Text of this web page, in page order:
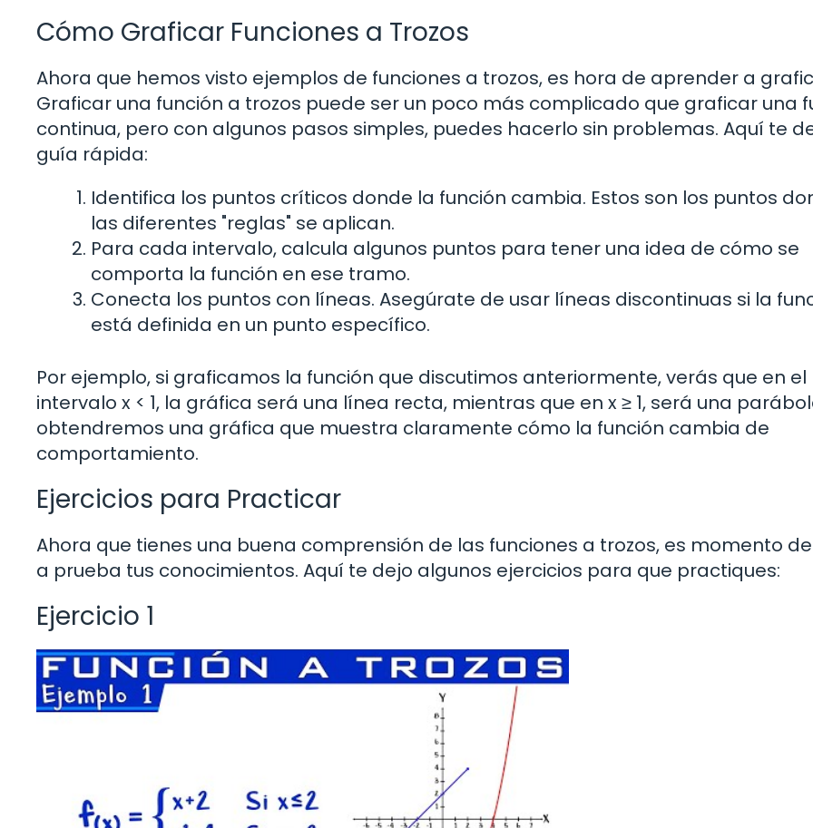
Cómo Graficar Funciones a Trozos
Ahora que hemos visto ejemplos de funciones a trozos, es hora de aprender a
Graficar una función a trozos puede ser un poco más complicado que graficar una
continua, pero con algunos pasos simples, puedes hacerlo sin problemas. Aquí te
guía rápida:
Identifica los puntos críticos donde la función cambia. Estos son los puntos
las diferentes "reglas" se aplican.
Para cada intervalo, calcula algunos puntos para tener una idea de cómo se
comporta la función en ese tramo.
Conecta los puntos con líneas. Asegúrate de usar líneas discontinuas si la
está definida en un punto específico.
Por ejemplo, si graficamos la función que discutimos anteriormente, verás que en el
intervalo x < 1, la gráfica será una línea recta, mientras que en x ≥ 1, será una
obtendremos una gráfica que muestra claramente cómo la función cambia de
comportamiento.
Ejercicios para Practicar
Ahora que tienes una buena comprensión de las funciones a trozos, es momento
a prueba tus conocimientos. Aquí te dejo algunos ejercicios para que practiques:
Ejercicio 1